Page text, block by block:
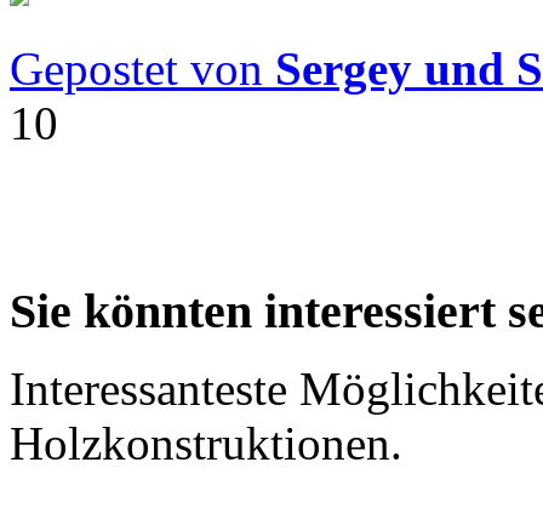
Gepostet von Sergey und
10
Sie könnten interessiert
Interessanteste
Holzkonstruktionen.